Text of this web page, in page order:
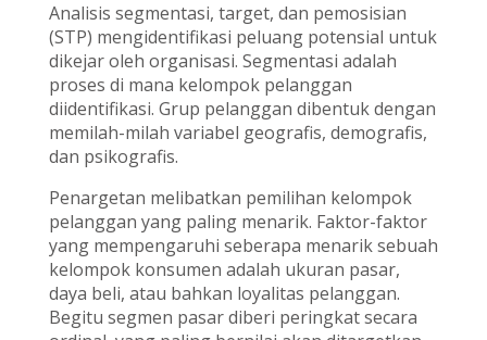
Analisis segmentasi, target, dan pemosisian
(STP) mengidentifikasi peluang potensial untuk
dikejar oleh organisasi. Segmentasi adalah
proses di mana kelompok pelanggan
diidentifikasi. Grup pelanggan dibentuk dengan
memilah-milah variabel geografis, demografis,
dan psikografis.
Penargetan melibatkan pemilihan kelompok
pelanggan yang paling menarik. Faktor-faktor
yang mempengaruhi seberapa menarik sebuah
kelompok konsumen adalah ukuran pasar,
daya beli, atau bahkan loyalitas pelanggan.
Begitu segmen pasar diberi peringkat secara